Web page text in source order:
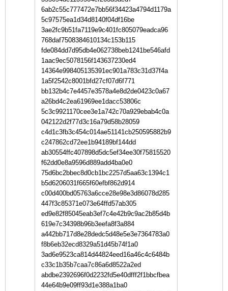
6ab2c55c777472e7bb56f34423a4794d1179a
5c97575ea1d34d8140f04df16be
3ae2fc9b51fa7119e9c401fc805079eadca96
768daf7508384610134c153b115
fde084dd7d95db4e062738beb1241be546afd
1aac9ec5078156f143637230ed4
14364e998405135391ec901a783c31d37f4a
1a5f2542c8001bfd27cf07d6f771
bb132b4c7e4457e3578a4e8d2de0423c0a67
a26bd4c2ea61969ee1dacc53806c
5c3c9921170cee3e1a742c70a929ebab4c0a
042122d2f77d3c16a79d58b28059
c4d1c3fb3c454c014ae51141cb250595882b9
c247862cd72ee1b94189bf144dd
ab30554ffc407898d5dc5ef34ee30f75815520
f62dd0e8a9596d889add4ba0e0
75d6bc2bbec8d0cb1bc2257d5aa63c1394c1
b5d6206031f665f60efbf862d914
c00d400bd05763a6cce28e98e3d86078d285
447f3c85371e073e64ffd57ab305
ed9e82f85045eab3ef7c4e42b9c9ac2b85d4b
619e7c34398b96b3eefa8f3a884
a442bb717d8e28dedc5d48e5e3e7364783a0
f8b6eb32ecd8329a51d45b74f1a0
3ad6e9523ca814d44824eed16a46c4c6484b
c33c1b35b7caa7c86a6d8522a2ed
abdbe2392696f0d2232fd5e40dfff2f1bbcfbea
44e64b9e09ff93d1e388a1ba0